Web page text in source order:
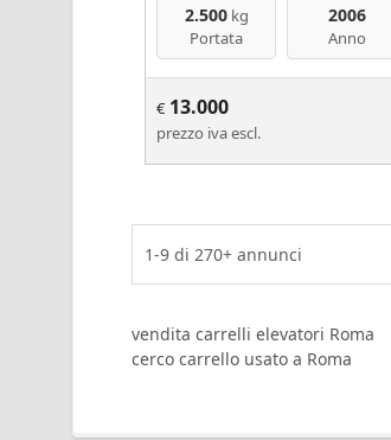
2.500kg
Portata
2006
Anno
€ 13.000
prezzo iva escl.
1-9di 270+ annunci
vendita carrelli elevatori Roma
cerco carrello usato a Roma